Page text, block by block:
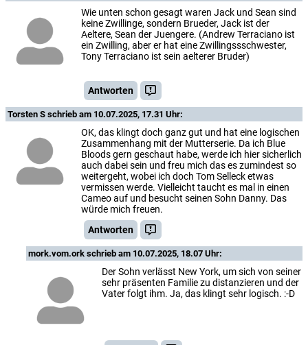
Wie unten schon gesagt waren Jack und Sean sind
keine Zwillinge, sondern Brueder, Jack ist der
Aeltere, Sean der Juengere. (Andrew Terraciano ist
ein Zwilling, aber er hat eine Zwillingssschwester,
Tony Terraciano ist sein aelterer Bruder)
Antworten
Torsten S schrieb am 10.07.2025, 17.31 Uhr:
OK, das klingt doch ganz gut und hat eine logischen
Zusammenhang mit der Mutterserie. Da ich Blue
Bloods gern geschaut habe, werde ich hier sicherlich
auch dabei sein und freu mich das es zumindest so
weitergeht, wobei ich doch Tom Selleck etwas
vermissen werde. Vielleicht taucht es mal in einen
Cameo auf und besucht seinen Sohn Danny. Das
würde mich freuen.
Antworten
mork.vom.ork schrieb am 10.07.2025, 18.07 Uhr:
Der Sohn verlässt New York, um sich von seiner
sehr präsenten Familie zu distanzieren und der
Vater folgt ihm. Ja, das klingt sehr logisch. :-D